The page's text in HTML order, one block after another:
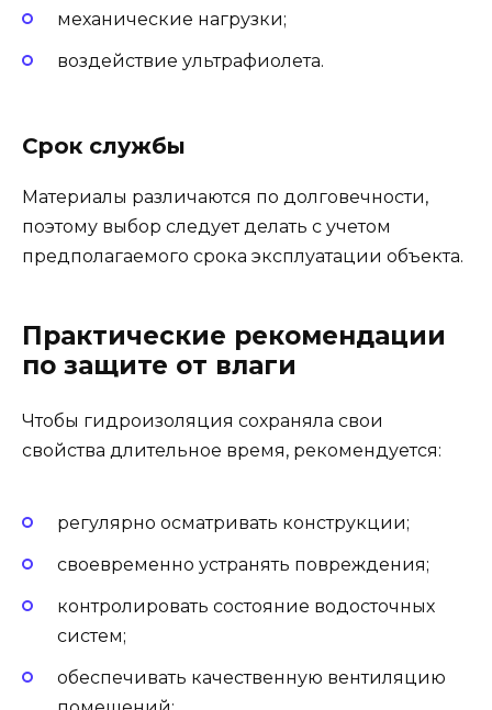
механические нагрузки;
воздействие ультрафиолета.
Срок службы
Материалы различаются по долговечности,
поэтому выбор следует делать с учетом
предполагаемого срока эксплуатации объекта.
Практические рекомендации
по защите от влаги
Чтобы гидроизоляция сохраняла свои
свойства длительное время, рекомендуется:
регулярно осматривать конструкции;
своевременно устранять повреждения;
контролировать состояние водосточных
систем;
обеспечивать качественную вентиляцию